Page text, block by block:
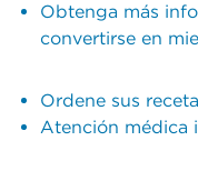
Obtenga más
convertirse en
Ordene sus
Atención médica